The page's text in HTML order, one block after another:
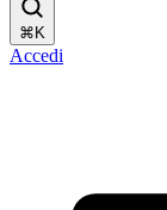
⌘ K
Accedi